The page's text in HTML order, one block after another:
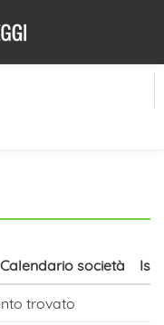
Calendario società
trovato